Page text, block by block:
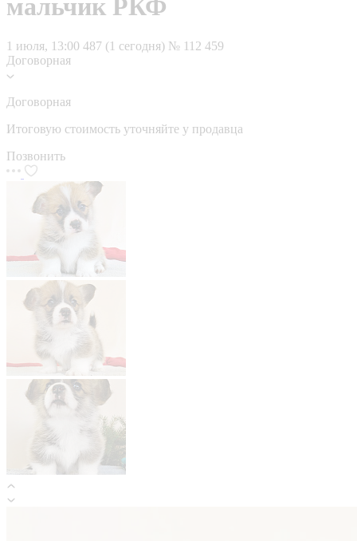
мальчик РКФ
1 июля, 13:00 487 (1 сегодня) № 112 459
Договорная
Договорная
Итоговую стоимость уточняйте у продавца
Позвонить